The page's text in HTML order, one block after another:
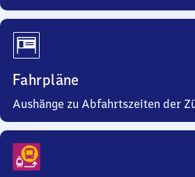
Fahrpläne
Aushänge zu Abfahrtszeiten der